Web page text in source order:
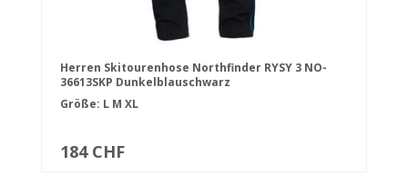
Herren Skitourenhose Northfinder RYSY 3 NO-
36613SKP Dunkelblauschwarz
Größe: L M XL
184 CHF